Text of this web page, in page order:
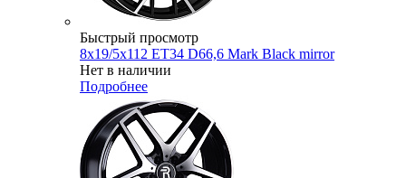
Быстрый просмотр
8x19/5x112 ET34 D66,6 Mark Black mirror
Нет в наличии
Подробнее